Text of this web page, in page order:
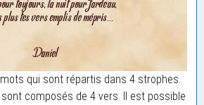
qui sont répartis dans 4 strophes.
composés de 4 vers. Il est possible